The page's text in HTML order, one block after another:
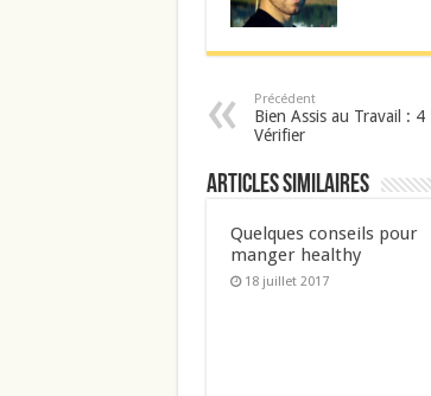
Précédent
Bien Assis au Travail : 4
Vérifier
Articles similaires
Quelques conseils pour
manger healthy
18 juillet 2017